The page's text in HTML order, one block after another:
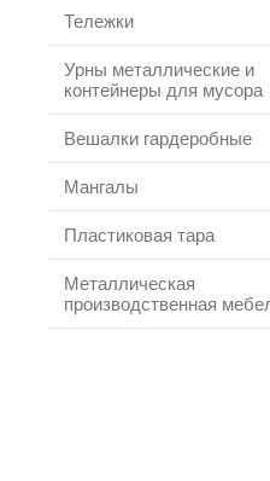
Тележки
Урны металлические и
контейнеры для мусора
Вешалки гардеробные
Мангалы
Пластиковая тара
Металлическая
производственная